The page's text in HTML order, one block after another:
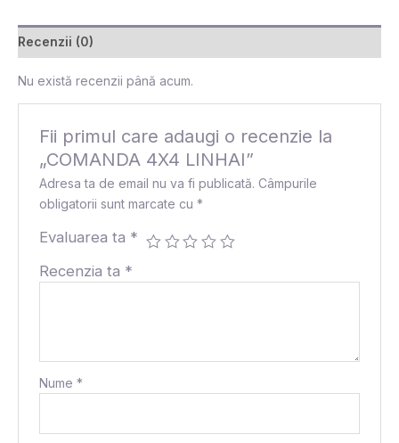
Recenzii (0)
Nu există recenzii până acum.
Fii primul care adaugi o recenzie la
„COMANDA 4X4 LINHAI”
Adresa ta de email nu va fi publicată. Câmpurile
obligatorii sunt marcate cu*
Evaluarea ta *
Recenzia ta *
Nume*